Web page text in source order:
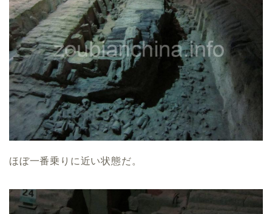
ほぼ一番乗りに近い状態だ。